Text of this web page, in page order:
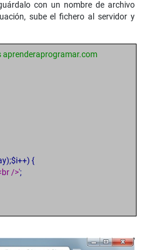
con un nombre de archivo
sube el fichero al servidor y
aprenderaprogramar.com
{
/>';